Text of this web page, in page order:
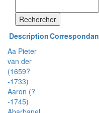
Rechercher
Description
Aa Pieter
van der
(1659?
-1733)
Aaron (?
-1745)